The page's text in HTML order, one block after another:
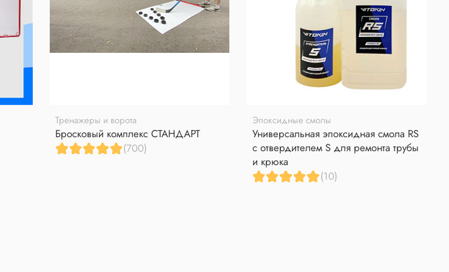
Тренажеры и ворота
Бросковый комплекс СТАНДАРТ
(700)
Эпоксидные смолы
Универсальная эпоксидная смола RS
с отвердителем S для ремонта трубы
и крюка
(10)